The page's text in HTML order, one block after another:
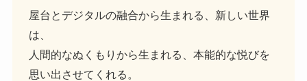
屋台とデジタルの融合から生まれる、新しい世界
は、
人間的なぬくもりから生まれる、本能的な悦びを
思い出させてくれる。